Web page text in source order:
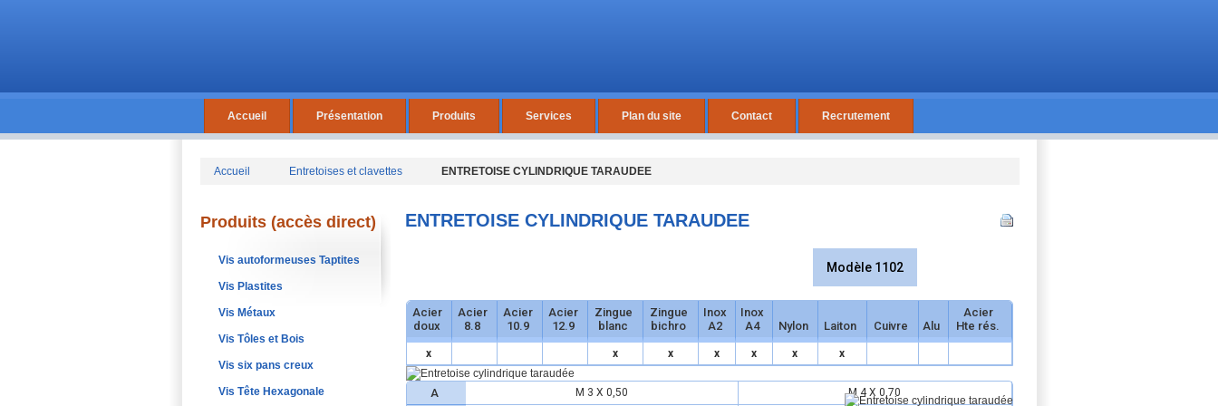
Accueil Présentation Produits Services Plan du site Contact Recrutement
Accueil Entretoises et clavettes ENTRETOISE CYLINDRIQUE TARAUDEE
Produits (accès direct)
Vis autoformeuses Taptites
Vis Plastites
Vis Métaux
Vis Tôles et Bois
Vis six pans creux
Vis Tête Hexagonale
ENTRETOISE CYLINDRIQUE TARAUDEE
Modèle 1102
Acier
doux
Acier
8.8
Acier
10.9
Acier
12.9
Zingue
blanc
Zingue
bichro
Inox
A2
Inox
A4
Nylon Laiton Cuivre Alu
Acier
Hte rés.
x x x x x x x
A M 3 X 0,50 M 4 X 0,70